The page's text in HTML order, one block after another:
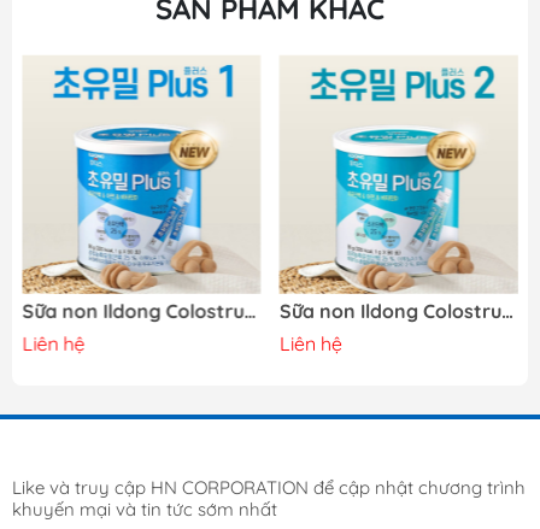
Thông số kỹ thuật của nồi chiên không dầu Casamom
CAA-206 Hàn Quốc:
Hãng sản xuất: Casamom Hàn Quốc
Sản phẩm chính hãng mới 100% nguyên tem mác
Mã loại: CAA-206
Chế độ bảo hành: 12 tháng
Điện áp: 220V/60Hz
Kích thước : 290 x 365 x338 mm
kèm lớp phủ, cao su (silicon) an toàn cho người sử
dụng.
SẢN PHẨM KHÁC
Sữa non Ildong Colostrum Meal Plus 1 Hàn Quốc
Liên hệ
Sữa non Ildong Colostrum Meal Plus 2 Hàn Quốc (1-9 tuổi)
Liên hệ
Like và truy cập HN CORPORATION để cập nhật chương trình
khuyến mại và tin tức sớm nhất